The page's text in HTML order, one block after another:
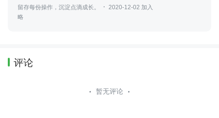
留存每份操作，沉淀点滴成长。
2020-12-02 加入
略
评论
暂无评论